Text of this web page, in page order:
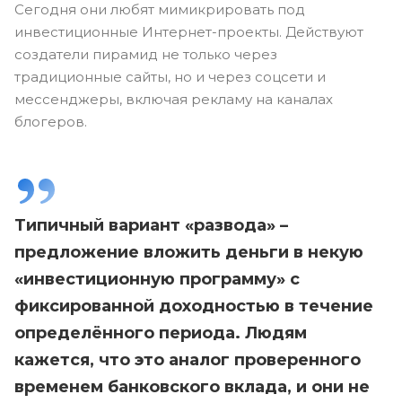
Сегодня они любят мимикрировать под
инвестиционные Интернет-проекты. Действуют
создатели пирамид не только через
традиционные сайты, но и через соцсети и
мессенджеры, включая рекламу на каналах
блогеров.
Типичный вариант «развода» –
предложение вложить деньги в некую
«инвестиционную программу» с
фиксированной доходностью в течение
определённого периода. Людям
кажется, что это аналог проверенного
временем банковского вклада, и они не